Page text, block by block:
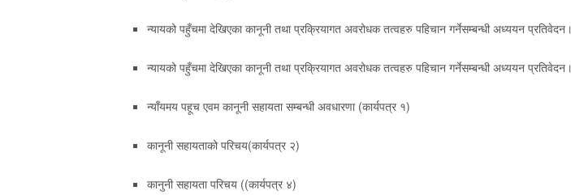
न्यायको पहुँचमा देखिएका कानूनी तथा प्रक्रियागत अवरोधक तत्वहरु पहिचान गर्नेसम्बन्धी अध्ययन प्रतिवेदन।
न्यायको पहुँचमा देखिएका कानूनी तथा प्रक्रियागत अवरोधक तत्वहरु पहिचान गर्नेसम्बन्धी अध्ययन प्रतिवेदन।
न्याँयमय पहूच एवम कानूनी सहायता सम्बन्धी अवधारणा (कार्यपत्र १)
कानूनी सहायताको परिचय(कार्यपत्र २)
कानुनी सहायता परिचय ((कार्यपत्र ४)